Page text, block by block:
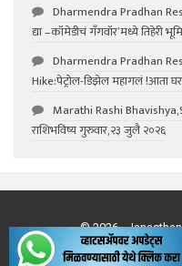
Dharmendra Pradhan
द्या –कॉमेडीचं गॅंगवॉर’मध्ये तिहेरी
Dharmendra Pradhan
Hike:पेट्रोल-डिझेल महागलं !आता
Marathi Rashi
राशिभविष्य गुरुवार,२३ जुलै २०२६
© 2026 - Janasthan
Website